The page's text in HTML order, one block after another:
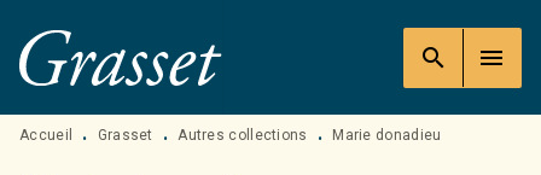
MENU RECHERCHE
PIED DE PAGE
search menu
Accueil • Grasset • Autres collections • Marie donadieu